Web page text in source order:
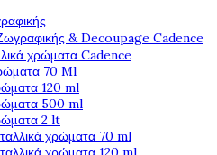
& Decoupage Cadence
χρώματα Cadence
70 Ml
120 ml
500 ml
2 lt
χρώματα 70 ml